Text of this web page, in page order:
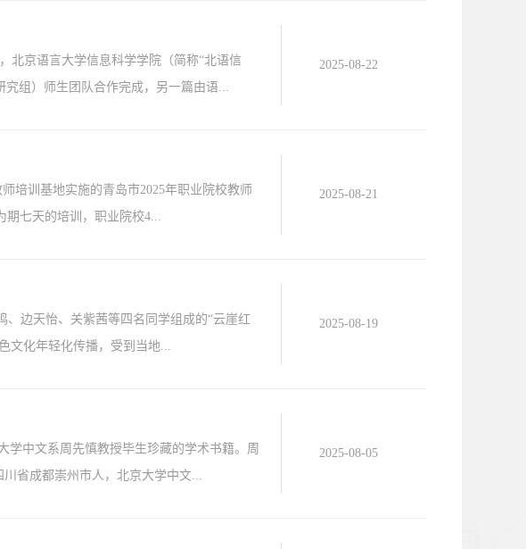
北京语言大学信息科学学院（简称“北语信
组）师生团队合作完成，另一篇由语...
2025-08-22
培训基地实施的青岛市2025年职业院校教师
期七天的培训，职业院校4...
2025-08-21
边天怡、关紫茜等四名同学组成的“云崖红
文化年轻化传播，受到当地...
2025-08-19
学中文系周先慎教授毕生珍藏的学术书籍。周
川省成都崇州市人，北京大学中文...
2025-08-05